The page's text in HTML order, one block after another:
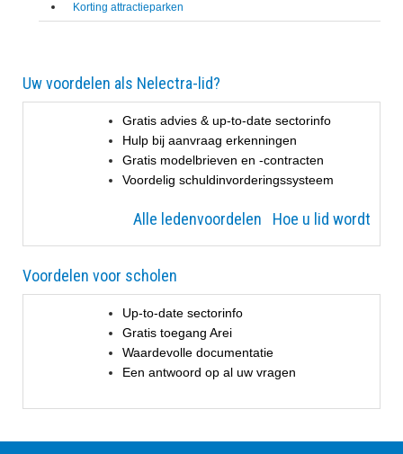
Korting attractieparken
Uw voordelen als Nelectra-lid?
Gratis advies & up-to-date sectorinfo
Hulp bij aanvraag erkenningen
Gratis modelbrieven en -contracten
Voordelig schuldinvorderingssysteem
Alle ledenvoordelen Hoe u lid wordt
Voordelen voor scholen
Up-to-date sectorinfo
Gratis toegang Arei
Waardevolle documentatie
Een antwoord op al uw vragen